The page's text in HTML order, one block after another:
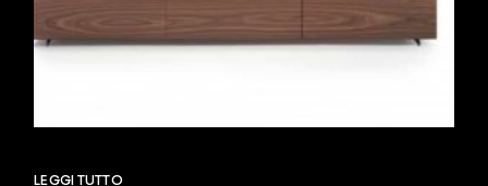
LEGGI TUTTO